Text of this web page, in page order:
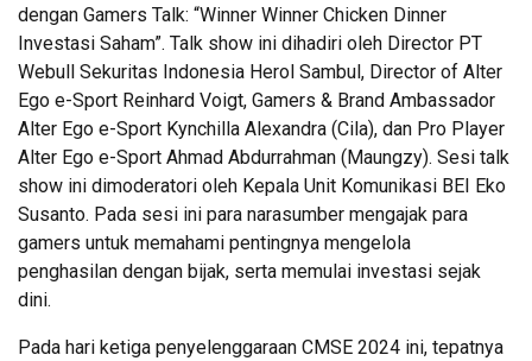
dengan Gamers Talk: “Winner Winner Chicken Dinner
Investasi Saham”. Talk show ini dihadiri oleh Director PT
Webull Sekuritas Indonesia Herol Sambul, Director of Alter
Ego e-Sport Reinhard Voigt, Gamers & Brand Ambassador
Alter Ego e-Sport Kynchilla Alexandra (Cila), dan Pro Player
Alter Ego e-Sport Ahmad Abdurrahman (Maungzy). Sesi talk
show ini dimoderatori oleh Kepala Unit Komunikasi BEI Eko
Susanto. Pada sesi ini para narasumber mengajak para
gamers untuk memahami pentingnya mengelola
penghasilan dengan bijak, serta memulai investasi sejak
dini.
Pada hari ketiga penyelenggaraan CMSE 2024 ini, tepatnya